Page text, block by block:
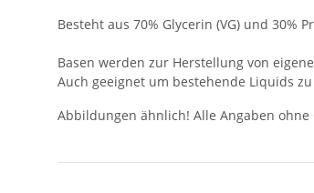
Besteht aus 70% Glycerin (VG) und 30%
Basen werden zur Herstellung von
Auch geeignet um bestehende Liquids
Abbildungen ähnlich! Alle Angaben ohne